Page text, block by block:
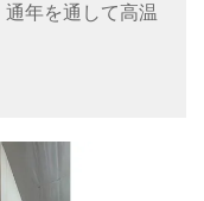
年を通して高温